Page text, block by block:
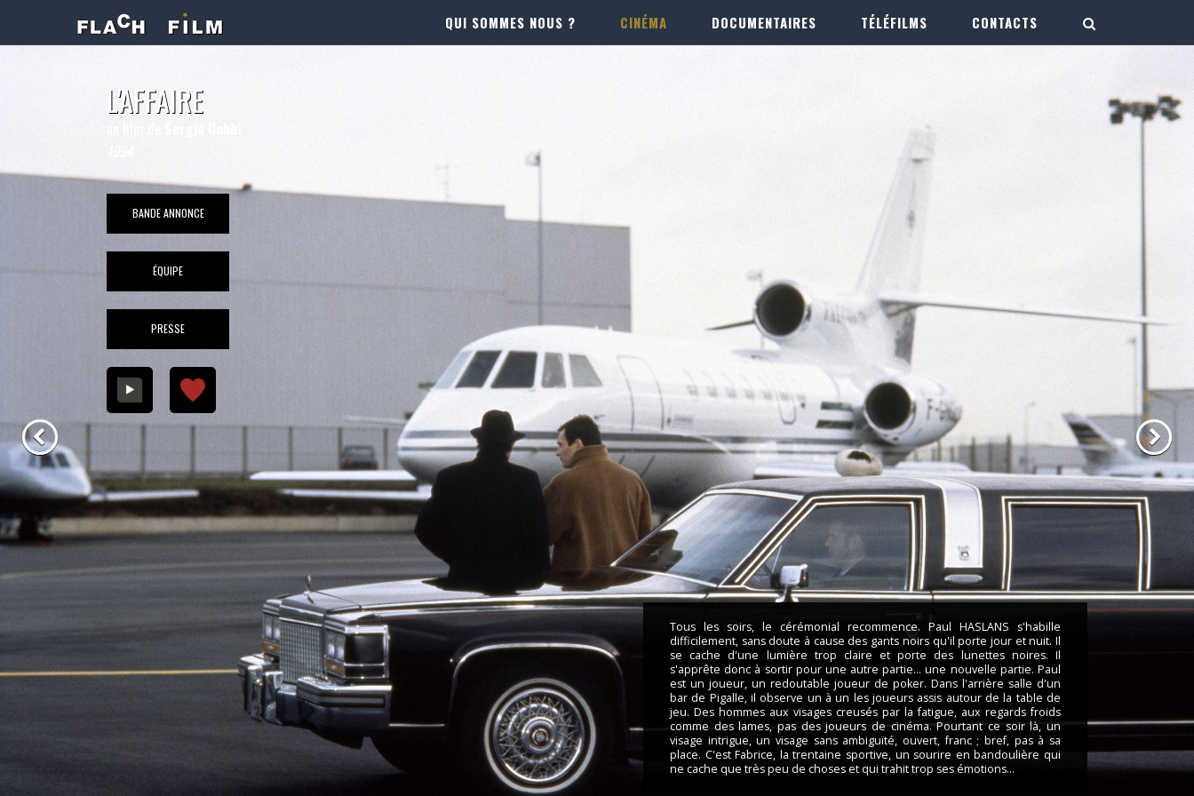
QUI SOMMES NOUS ? CINÉMA DOCUMENTAIRES TÉLÉFILMS CONTACTS
L'AFFAIRE
BANDE ANNONCE
ÉQUIPE
PRESSE
Tous les soirs, le cérémonial recommence. Paul HASLANS s'habille
difficilement, sans doute à cause des gants noirs qu'il porte jour et nuit. Il
se cache d'une lumière trop claire et porte des lunettes noires. Il
s'apprête donc à sortir pour une autre partie... une nouvelle partie. Paul
est un joueur, un redoutable joueur de poker. Dans l'arrière salle d'un
bar de Pigalle, il observe un à un les joueurs assis autour de la table de
jeu. Des hommes aux visages creusés par la fatigue, aux regards froids
comme des lames, pas des joueurs de cinéma. Pourtant ce soir là, un
visage intrigue, un visage sans ambiguïté, ouvert, franc ; bref, pas à sa
place. C'est Fabrice, la trentaine sportive, un sourire en bandoulière qui
ne cache que très peu de choses et qui trahit trop ses émotions...